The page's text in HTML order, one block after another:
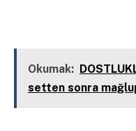
Okumak:
setten sonra